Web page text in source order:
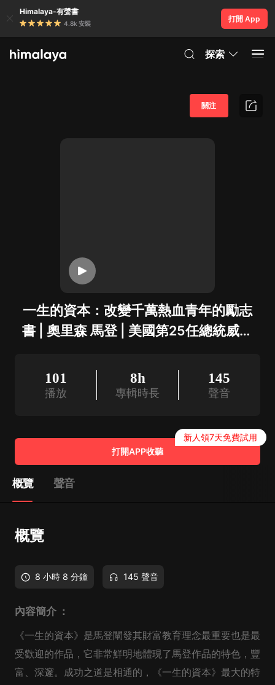
Himalaya-有聲書
4.8k 安裝
打開 App
探索
一生的資本：改變千萬熱血青年的勵志
書 | 奧里森 馬登 | 美國第25任總統威廉
關注
101
播放
8h
專輯時長
145
聲音
打開APP收聽
新人領7天免費試用
概覽 聲音
概覽
8 小時 8 分鐘 145 聲音
內容簡介 ：
《一生的資本》是馬登闡發其財富教育理念最重要也是最
受歡迎的作品，它非常鮮明地體現了馬登作品的特色，豐
富、深邃。成功之道是相通的，《一生的資本》最大的特